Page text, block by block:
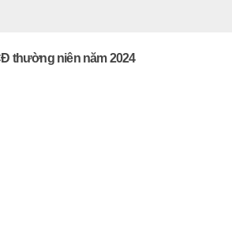
thường niên năm 2024